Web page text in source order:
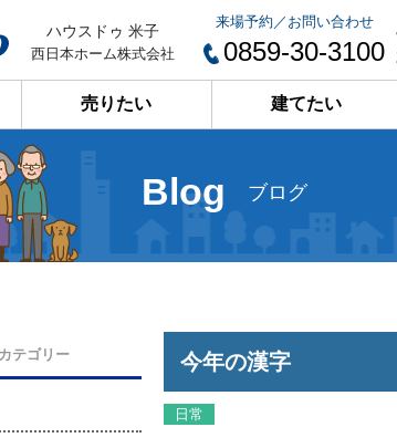
ハウスドゥ 米子
西日本ホーム株式会社
来場予約／お問い合わせ
0859-30-3100
売りたい 建てたい
Blog ブログ
今年の漢字
日常
カテゴリー